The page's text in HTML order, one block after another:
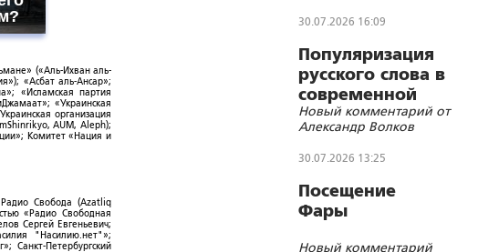
(«Аль-Ихван аль-
«Асбат аль-Ансар»;
«Исламская партия
«Украинская
организация
AUM, Aleph);
Комитет «Нация и
Свобода (Azatliq
«Радио Свободная
Сергей Евгеньевич;
"Насилию.нет"»;
Санкт-Петербургский
30.07.2026 16:09
Популяризация
русского слова в
современной
литературе как
метод укрепления
самосознания
народов Союзного
Новый комментарий от
Александр Волков
30.07.2026 13:25
Посещение
Фары
Новый комментарий